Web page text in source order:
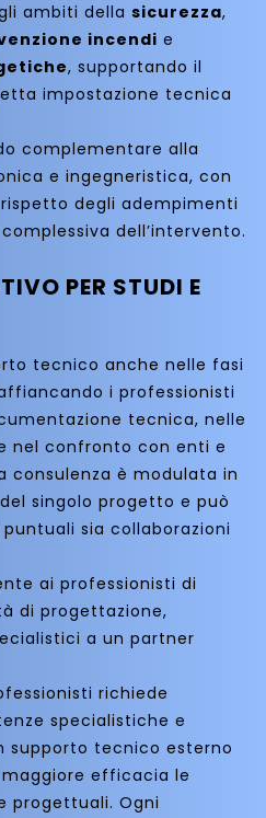
ambiti dellasicurezza,
incendi e
, supportando il
impostazione tecnica
complementare alla
e ingegneristica, con
degli adempimenti
dell’intervento.
PER STUDI E
tecnico anche nelle fasi
i professionisti
tecnica, nelle
nel confronto con enti e
consulenza è modulata in
singolo progetto e può
sia collaborazioni
ai professionisti di
di progettazione,
a un partner
richiede
specialistiche e
supporto tecnico esterno
efficacia le
progettuali. Ogni